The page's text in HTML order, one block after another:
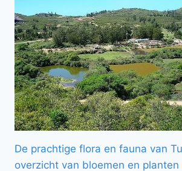
De prachtige flora en fauna van
overzicht van bloemen en planten